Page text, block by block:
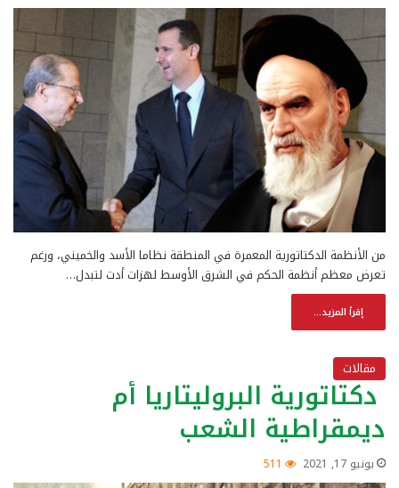
من الأنظمة الدكتاتورية المعمرة في المنطقة نظاما الأسد والخميني، ورغم
تعرض معظم أنظمة الحكم في الشرق الأوسط لهزات أدت لتبدل…
إقرأ المزيد...
مقالات
دكتاتورية البروليتاريا أم
ديمقراطية الشعب
يونيو 17, 2021 511